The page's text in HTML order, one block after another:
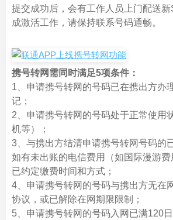
提交成功后，会有工作人员上门配送
成激活工作，请保持联系号码通畅。
携号转网需同时满足5项条件：
1、申请携号转网的号码已在携出方办
记；
2、申请携号转网的号码处于正常使用
机等）；
3、与携出方结清申请携号转网号码的
如有未出账的电信费用（如国际漫游
已约定缴费时间和方式；
4、申请携号转网的号码与携出方无在
协议，或已解除在网期限限制；
5、申请携号转网的号码入网已满120日